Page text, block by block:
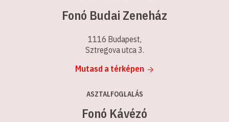
Fonó Budai Zeneház
1116 Budapest,
Sztregova utca 3.
Mutasd a térképen
ASZTALFOGLALÁS
Fonó Kávézó